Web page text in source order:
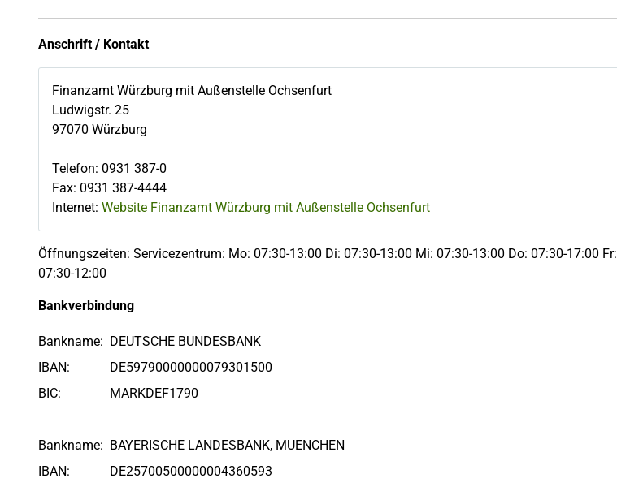
Anschrift / Kontakt
Finanzamt Würzburg mit Außenstelle Ochsenfurt
Ludwigstr. 25
97070 Würzburg
Telefon: 0931 387-0
Fax: 0931 387-4444
Internet: Website Finanzamt Würzburg mit Außenstelle Ochsenfurt
Öffnungszeiten: Servicezentrum: Mo: 07:30-13:00 Di: 07:30-13:00 Mi: 07:30-13:00 Do: 07:30-17:00 Fr:
07:30-12:00
Bankverbindung
Bankname: DEUTSCHE BUNDESBANK
IBAN:
DE59790000000079301500
BIC:
MARKDEF1790
Bankname: BAYERISCHE LANDESBANK, MUENCHEN
IBAN:
DE25700500000004360593